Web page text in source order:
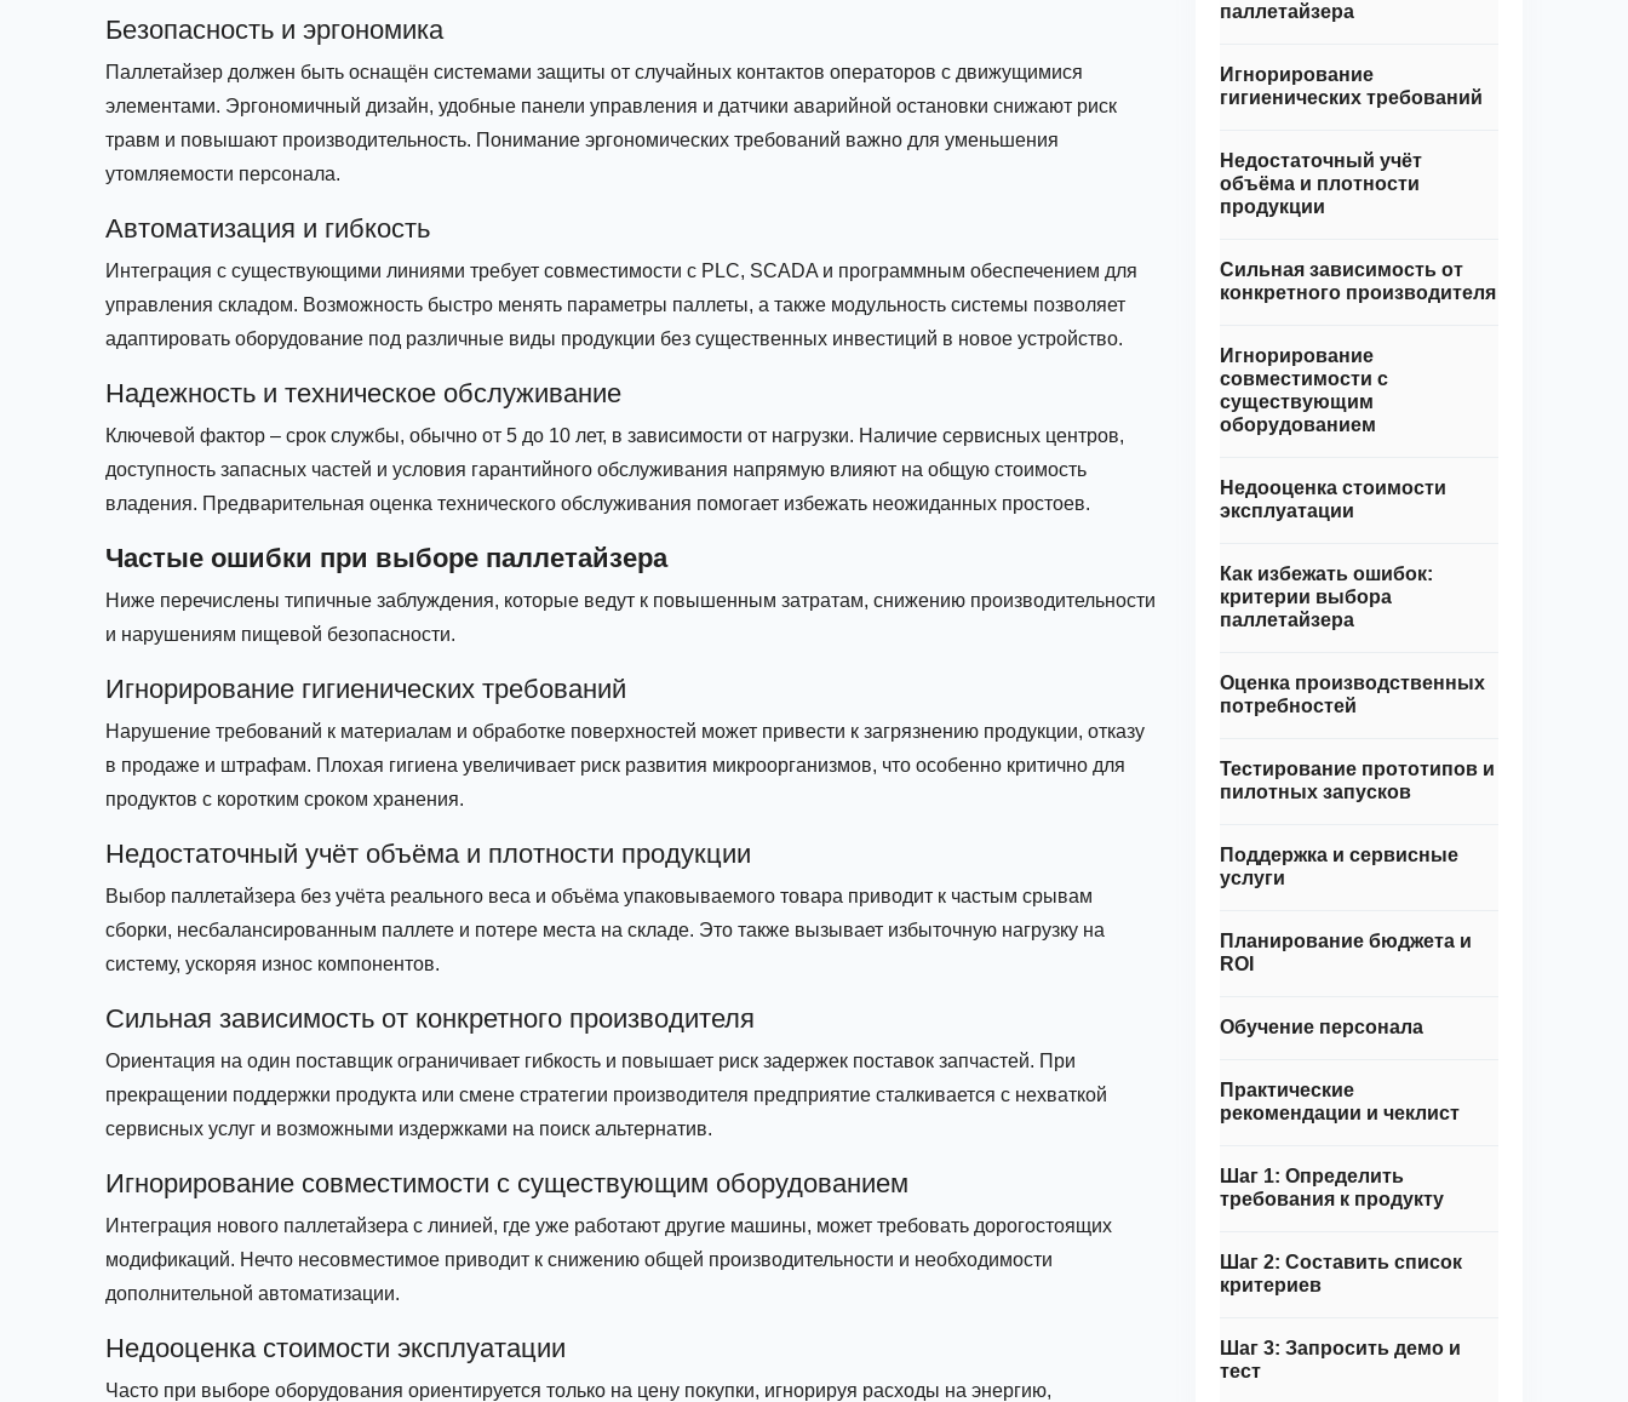
Безопасность и эргономика
Паллетайзер должен быть оснащён системами защиты от случайных контактов операторов с движущимися
элементами. Эргономичный дизайн, удобные панели управления и датчики аварийной остановки снижают риск
травм и повышают производительность. Понимание эргономических требований важно для уменьшения
утомляемости персонала.
Автоматизация и гибкость
Интеграция с существующими линиями требует совместимости с PLC, SCADA и программным обеспечением для
управления складом. Возможность быстро менять параметры паллеты, а также модульность системы позволяет
адаптировать оборудование под различные виды продукции без существенных инвестиций в новое устройство.
Надежность и техническое обслуживание
Ключевой фактор – срок службы, обычно от 5 до 10 лет, в зависимости от нагрузки. Наличие сервисных центров,
доступность запасных частей и условия гарантийного обслуживания напрямую влияют на общую стоимость
владения. Предварительная оценка технического обслуживания помогает избежать неожиданных простоев.
Частые ошибки при выборе паллетайзера
Ниже перечислены типичные заблуждения, которые ведут к повышенным затратам, снижению производительности
и нарушениям пищевой безопасности.
Игнорирование гигиенических требований
Нарушение требований к материалам и обработке поверхностей может привести к загрязнению продукции, отказу
в продаже и штрафам. Плохая гигиена увеличивает риск развития микроорганизмов, что особенно критично для
продуктов с коротким сроком хранения.
Недостаточный учёт объёма и плотности продукции
Выбор паллетайзера без учёта реального веса и объёма упаковываемого товара приводит к частым срывам
сборки, несбалансированным паллете и потере места на складе. Это также вызывает избыточную нагрузку на
систему, ускоряя износ компонентов.
Сильная зависимость от конкретного производителя
Ориентация на один поставщик ограничивает гибкость и повышает риск задержек поставок запчастей. При
прекращении поддержки продукта или смене стратегии производителя предприятие сталкивается с нехваткой
сервисных услуг и возможными издержками на поиск альтернатив.
Игнорирование совместимости с существующим оборудованием
Интеграция нового паллетайзера с линией, где уже работают другие машины, может требовать дорогостоящих
модификаций. Нечто несовместимое приводит к снижению общей производительности и необходимости
дополнительной автоматизации.
Недооценка стоимости эксплуатации
Часто при выборе оборудования ориентируется только на цену покупки, игнорируя расходы на энергию,
паллетайзера
Игнорирование
гигиенических требований
Недостаточный учёт
объёма и плотности
продукции
Сильная зависимость от
конкретного производителя
Игнорирование
совместимости с
существующим
оборудованием
Недооценка стоимости
эксплуатации
Как избежать ошибок:
критерии выбора
паллетайзера
Оценка производственных
потребностей
Тестирование прототипов и
пилотных запусков
Поддержка и сервисные
услуги
Планирование бюджета и
ROI
Обучение персонала
Практические
рекомендации и чеклист
Шаг 1: Определить
требования к продукту
Шаг 2: Составить список
критериев
Шаг 3: Запросить демо и
тест